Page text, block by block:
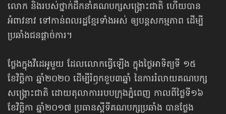
លោក និងរបស់ថ្នាក់ដឹកនាំ​គណបក្សសង្គ្រោះជាតិ ហើយបាន
អំពាវនាវ​ ទៅកាន់​ពលរដ្ឋខ្មែរ​​ទាំងអស់ ឲ្យបន្តសកម្មភាព ដើម្បី
ប្រឆាំង​ជនផ្ដាច់ការ។
ថ្លែងក្នុងវីដេអូមួយ ដែលលោកធ្វើឡើង ក្នុងថ្ងៃអាទិត្យទី ១៥
ខែវិច្ឆិកា ឆ្នាំ២០២០ ដើម្បី​រំឭក​ខួប​៣ឆ្នាំ នៃការរំលាយគណបក្ស​
សង្គ្រោះជាតិ ដោយតុលាការរបប​ក្រុង​ភ្នំពេញ កាលពី​​ថ្ងៃទី១៦
ខែវិច្ឆិកា ឆ្នាំ២០១៧ ប្រធានស្ដីទីគណបក្សប្រឆាំង បានថ្លែង